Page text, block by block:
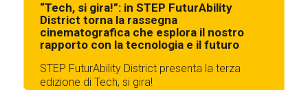
“Tech, si gira!”: in STEP FuturAbility
District torna la rassegna
cinematografica che esplora il nostro
rapporto con la tecnologia e il futuro
STEP FuturAbility District presenta la terza
edizione di Tech, si gira!